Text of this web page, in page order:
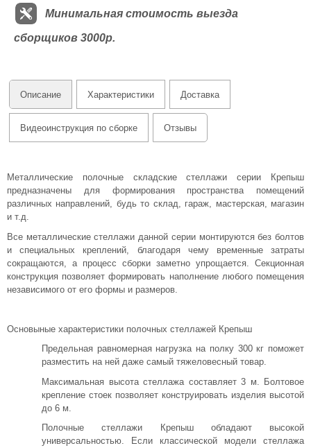
Минимальная стоимость выезда
сборщиков 3000р.
Описание Характеристики Доставка
Видеоинструкция по сборке Отзывы
Металлические полочные складские стеллажи серии Крепыш
предназначены для формирования пространства помещений
различных направлений, будь то склад, гараж, мастерская, магазин
и т.д.
Все металлические стеллажи данной серии монтируются без болтов
и специальных креплений, благодаря чему временные затраты
сокращаются, а процесс сборки заметно упрощается. Секционная
конструкция позволяет формировать наполнение любого помещения
независимого от его формы и размеров.
Основыные характеристики полочных стеллажей Крепыш
Предельная равномерная нагрузка на полку 300 кг поможет
разместить на ней даже самый тяжеловесный товар.
Максимальная высота стеллажа составляет 3 м. Болтовое
крепление стоек позволяет конструировать изделия высотой
до 6 м.
Полочные стеллажи Крепыш обладают высокой
универсальностью. Если классической модели стеллажа